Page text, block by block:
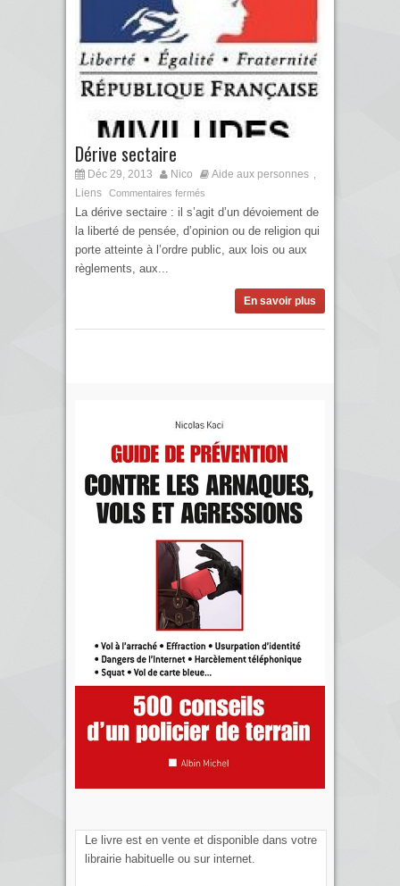
Dérive sectaire
Déc 29, 2013 Nico Aide aux personnes ,
Liens Commentaires fermés
La dérive sectaire : il s’agit d’un dévoiement de
la liberté de pensée, d’opinion ou de religion qui
porte atteinte à l’ordre public, aux lois ou aux
règlements, aux...
En savoir plus
Le livre est en vente et disponible dans votre
librairie habituelle ou sur internet.